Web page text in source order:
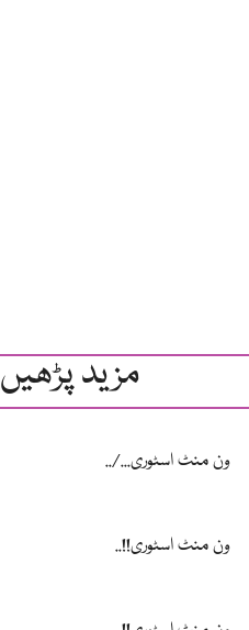
مزید پڑھیں
ون منٹ اسٹوری.../..
ون منٹ اسٹوری!!..